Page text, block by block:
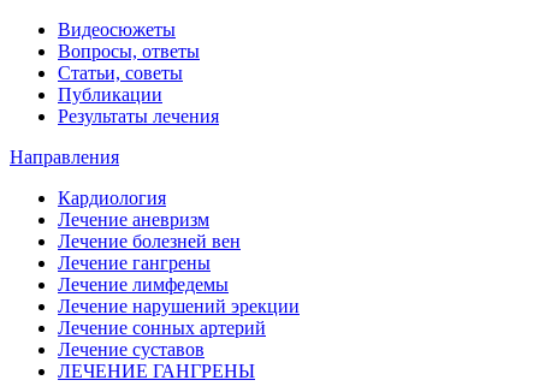
Видеосюжеты
Вопросы, ответы
Статьи, советы
Публикации
Результаты лечения
Направления
Кардиология
Лечение аневризм
Лечение болезней вен
Лечение гангрены
Лечение лимфедемы
Лечение нарушений эрекции
Лечение сонных артерий
Лечение суставов
ЛЕЧЕНИЕ ГАНГРЕНЫ